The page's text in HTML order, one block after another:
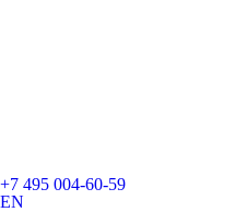
+7 495 004-60-59
EN